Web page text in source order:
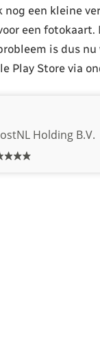
een kleine
een
is dus nu
Play Store via
Holding B.V.